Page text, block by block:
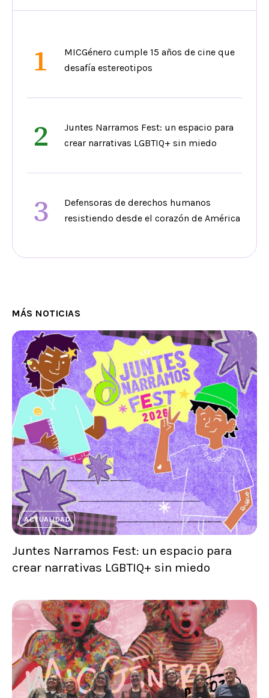
1
MICGénero cumple 15 años de cine que
desafía estereotipos
2
Juntes Narramos Fest: un espacio para
crear narrativas LGBTIQ+ sin miedo
3
Defensoras de derechos humanos
resistiendo desde el corazón de América
MÁS NOTICIAS
ACTUALIDAD
Juntes Narramos Fest: un espacio para
crear narrativas LGBTIQ+ sin miedo